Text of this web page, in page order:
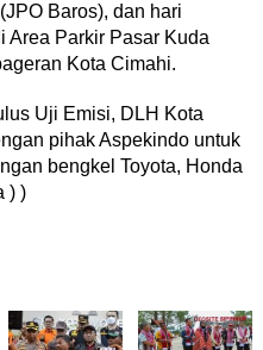
Baros), dan hari
Area Parkir Pasar Kuda
Kota Cimahi.
Uji Emisi, DLH Kota
pihak Aspekindo untuk
bengkel Toyota, Honda
) )